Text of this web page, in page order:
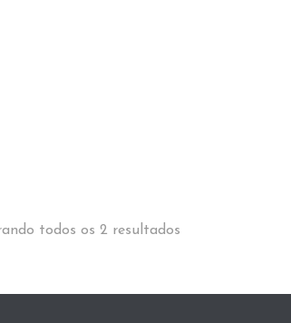
todos os 2 resultados